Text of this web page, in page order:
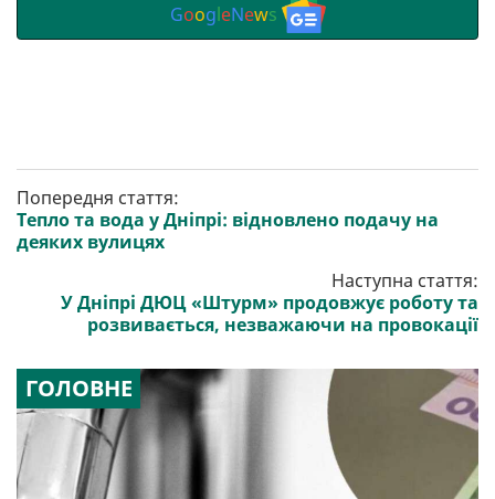
GoogleNews
Попередня стаття:
Тепло та вода у Дніпрі: відновлено подачу на
деяких вулицях
Наступна стаття:
У Дніпрі ДЮЦ «Штурм» продовжує роботу та
розвивається, незважаючи на провокації
ГОЛОВНЕ